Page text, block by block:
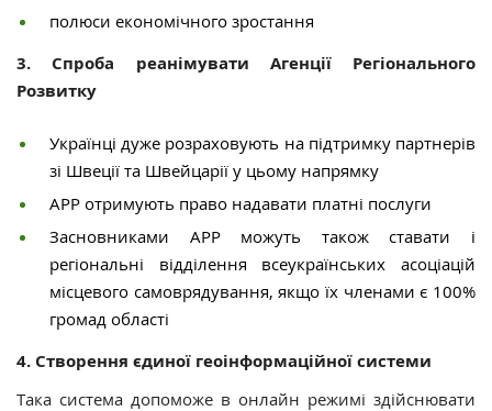
полюси економічного зростання
3. Спроба реанімувати Агенції Регіонального
Розвитку
Українці дуже розраховують на підтримку партнерів
зі Швеції та Швейцарії у цьому напрямку
АРР отримують право надавати платні послуги
Засновниками АРР можуть також ставати і
регіональні відділення всеукраїнських асоціацій
місцевого самоврядування, якщо їх членами є 100%
громад області
4. Створення єдиної геоінформаційної системи
Така система допоможе в онлайн режимі здійснювати